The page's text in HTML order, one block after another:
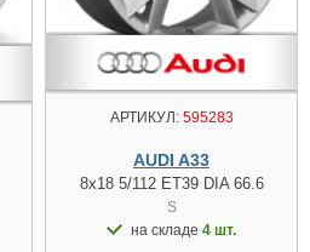
АРТИКУЛ:595283
AUDI A33
8x18 5/112 ET39 DIA 66.6
S
на складе 4 шт.